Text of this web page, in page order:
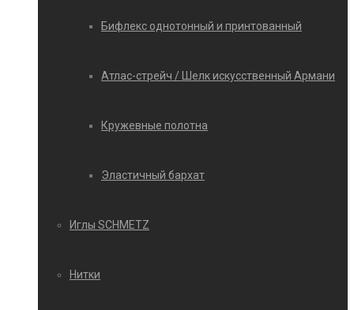
Бифлекс однотонный и принтованный
Атлас-стрейч / Шелк искусственный Армани
Кружевные полотна
Эластичный бархат
Иглы SCHMETZ
Нитки